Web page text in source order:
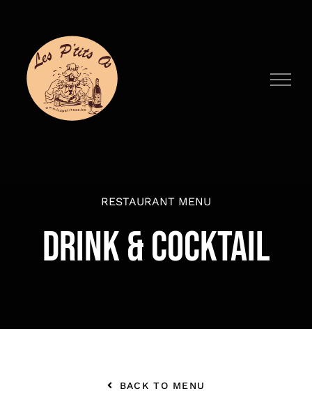
contenu
RESTAURANT MENU
DRINK & COCKTAIL
BACK TO MENU